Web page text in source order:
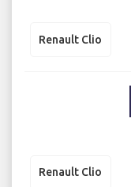
Renault Clio
Renault Clio